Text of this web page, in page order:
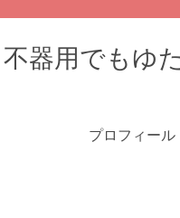
不器用でもゆ
プロフィール